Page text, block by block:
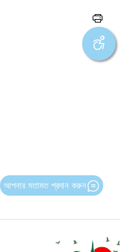
আপনার মতামত প্রদান করুন